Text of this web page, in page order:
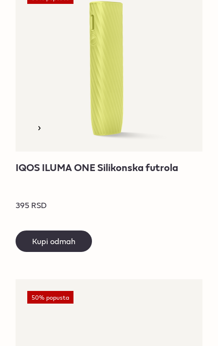
IQOS ILUMA ONE Silikonska futrola
395 RSD
Kupi odmah
50% popusta